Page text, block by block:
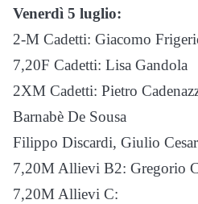
Venerdì 5 luglio:
2-M Cadetti: Giacomo
7,20F Cadetti: Lisa Gandola
2XM Cadetti: Pietro
Barnabè De Sousa
Filippo Discardi, Giulio
7,20M Allievi B2: Gregorio
7,20M Allievi C: